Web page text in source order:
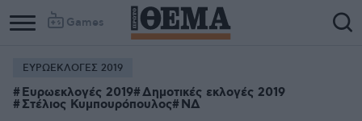
Games
ΕΥΡΩΕΚΛΟΓΕΣ 2019
Ευρωεκλογές 2019 Δημοτικές εκλογές 2019
Στέλιος Κυμπουρόπουλος ΝΔ